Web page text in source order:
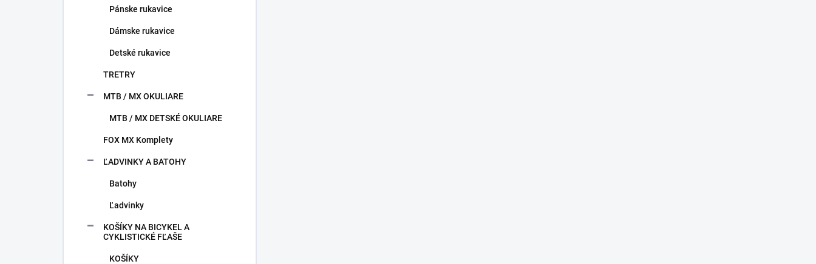
Pánske rukavice
Dámske rukavice
Detské rukavice
TRETRY
MTB / MX OKULIARE
MTB / MX DETSKÉ OKULIARE
FOX MX Komplety
ĽADVINKY A BATOHY
Batohy
Ľadvinky
KOŠÍKY NA BICYKEL A
CYKLISTICKÉ FĽAŠE
KOŠÍKY